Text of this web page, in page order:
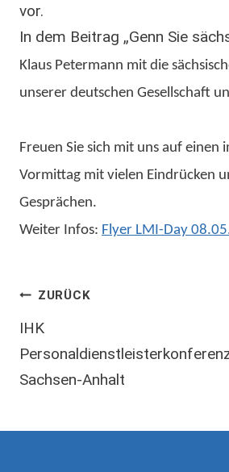
vor.
In dem Beitrag „Genn Sie
Klaus Petermann mit die
unserer deutschen Gesellschaft
Freuen Sie sich mit uns auf einen
Vormittag mit vielen Eindrücken
Gesprächen.
Weiter Infos: Flyer LMI-Day
Beitragsnavigation
ZURÜCK
IHK
Sachsen-Anhalt